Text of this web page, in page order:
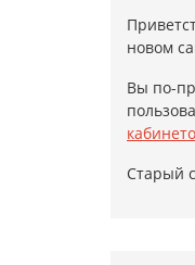
новом
Вы по-
Старый